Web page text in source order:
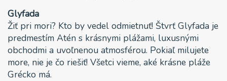
Glyfada
Žiť pri mori? Kto by vedel odmietnuť! Štvrť Glyfada je
predmestím Atén s krásnymi plážami, luxusnými
obchodmi a uvoľnenou atmosférou. Pokiaľ milujete
more, nie je čo riešiť! Všetci vieme, aké krásne pláže
Grécko má.